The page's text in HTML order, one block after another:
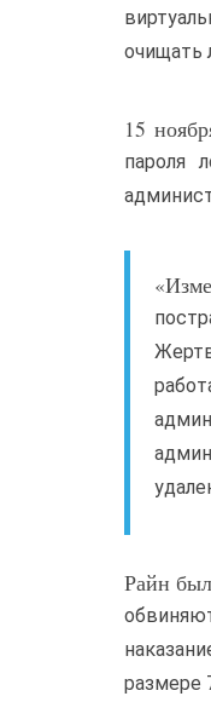
очищать
15
пароля
Райн
размере